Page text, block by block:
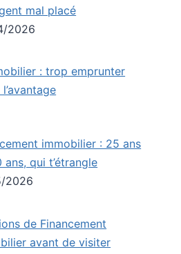
mal placé
2026
: trop emprunter
immobilier : 25 ans
ans, qui t’étrangle
2026
de Financement
avant de visiter